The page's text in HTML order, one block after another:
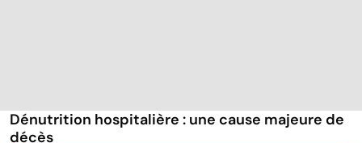
Dénutrition hospitalière : une cause majeure de
décès